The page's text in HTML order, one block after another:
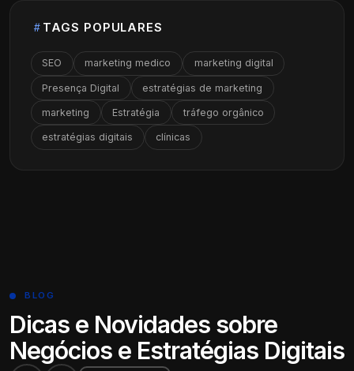
TAGS POPULARES
SEO marketing medico marketing digital
Presença Digital estratégias de marketing
marketing Estratégia tráfego orgânico
estratégias digitais clínicas
BLOG
Dicas e Novidades sobre
Negócios e Estratégias Digitais